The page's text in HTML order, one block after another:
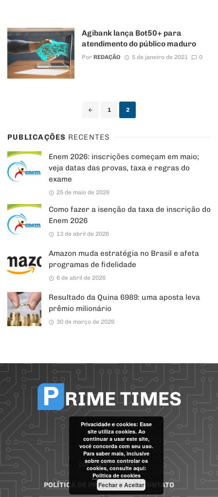
Agibank lança Bot50+ para
atendimento do público maduro
Por REDAÇÃO 5 de janeiro de 2021 0
1 2
PUBLICAÇÕES RECENTES
Enem 2026: inscrições começam em maio;
veja datas das provas, taxa e regras do
exame
25 de maio de 2026
Como fazer a isenção da taxa de inscrição do
Enem 2026
13 de abril de 2026
Amazon muda estratégia no Brasil e afeta
programas de fidelidade
6 de abril de 2026
Resultado da Quina 6989: uma aposta leva
prêmio milionário
30 de março de 2026
porCode Soluções
POLÍTICA DE PRIVACIDADE CONTATO
Privacidade e cookies: Esse
site utiliza cookies. Ao
continuar a usar este site,
você concorda com seu uso.
Para saber mais, inclusive
sobre como controlar os
cookies, consulte aqui:
Política de cookies
Fechar e Aceitar